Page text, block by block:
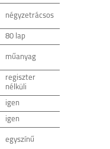
négyzetrácsos
80 lap
műanyag
regiszter
nélküli
igen
igen
egyszínű